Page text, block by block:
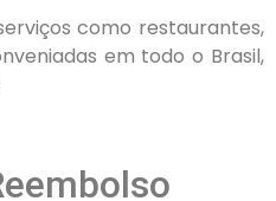
como restaurantes,
em todo o Brasil,